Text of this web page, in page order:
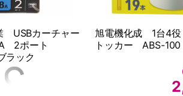
USBカーチャー
2ポート
ラック
旭電機化成 1台4
トッカー ABS-100